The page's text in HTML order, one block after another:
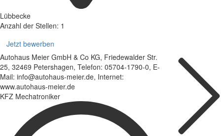
Lübbecke
Anzahl der Stellen: 1
Jetzt bewerben
Autohaus Meier GmbH & Co KG, Friedewalder Str.
25, 32469 Petershagen, Telefon: 05704-1790-0, E-
Mail: info@autohaus-meier.de, Internet:
www.autohaus-meier.de
KFZ Mechatroniker